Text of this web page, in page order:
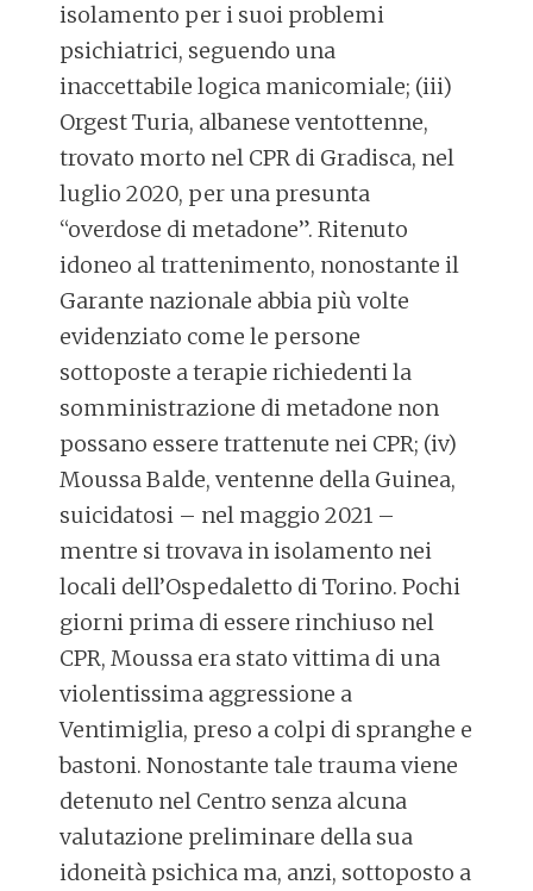
isolamento per i suoi problemi
psichiatrici, seguendo una
inaccettabile logica manicomiale; (iii)
Orgest Turia, albanese ventottenne,
trovato morto nel CPR di Gradisca, nel
luglio 2020, per una presunta
“overdose di metadone”. Ritenuto
idoneo al trattenimento, nonostante il
Garante nazionale abbia più volte
evidenziato come le persone
sottoposte a terapie richiedenti la
somministrazione di metadone non
possano essere trattenute nei CPR; (iv)
Moussa Balde, ventenne della Guinea,
suicidatosi – nel maggio 2021 –
mentre si trovava in isolamento nei
locali dell’Ospedaletto di Torino. Pochi
giorni prima di essere rinchiuso nel
CPR, Moussa era stato vittima di una
violentissima aggressione a
Ventimiglia, preso a colpi di spranghe e
bastoni. Nonostante tale trauma viene
detenuto nel Centro senza alcuna
valutazione preliminare della sua
idoneità psichica ma, anzi, sottoposto a